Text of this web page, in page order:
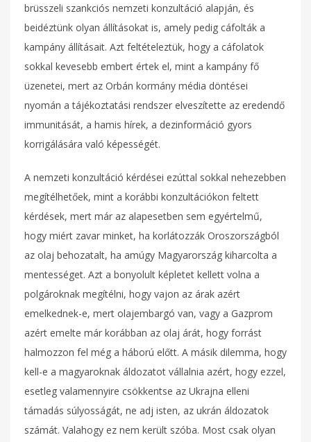
brüsszeli szankciós nemzeti konzultáció alapján, és
beidéztünk olyan állításokat is, amely pedig cáfolták a
kampány állításait. Azt feltételeztük, hogy a cáfolatok
sokkal kevesebb embert értek el, mint a kampány fő
üzenetei, mert az Orbán kormány média döntései
nyomán a tájékoztatási rendszer elveszítette az eredendő
immunitását, a hamis hírek, a dezinformáció gyors
korrigálására való képességét.
A nemzeti konzultáció kérdései ezúttal sokkal nehezebben
megítélhetőek, mint a korábbi konzultációkon feltett
kérdések, mert már az alapesetben sem egyértelmű,
hogy miért zavar minket, ha korlátozzák Oroszországból
az olaj behozatalt, ha amúgy Magyarország kiharcolta a
mentességet. Azt a bonyolult képletet kellett volna a
polgároknak megítélni, hogy vajon az árak azért
emelkednek-e, mert olajembargó van, vagy a Gazprom
azért emelte már korábban az olaj árát, hogy forrást
halmozzon fel még a háború előtt. A másik dilemma, hogy
kell-e a magyaroknak áldozatot vállalnia azért, hogy ezzel,
esetleg valamennyire csökkentse az Ukrajna elleni
támadás súlyosságát, ne adj isten, az ukrán áldozatok
számát. Valahogy ez nem került szóba. Most csak olyan